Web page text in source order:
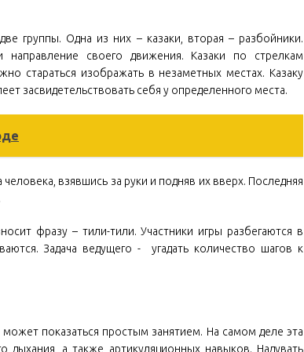
группы. Одна из них – казаки, вторая – разбойники.
направление своего движения. Казаки по стрелкам
стараться изображать в незаметных местах. Казаку
засвидетельствовать себя у определенного места.
взявшись за руки и подняв их вверх. Последняя
фразу – тили-тили. Участники игры разбегаются в
Задача ведущего - угадать количество шагов к
показаться простым занятием. На самом деле эта
а также артикуляционных навыков. Надувать